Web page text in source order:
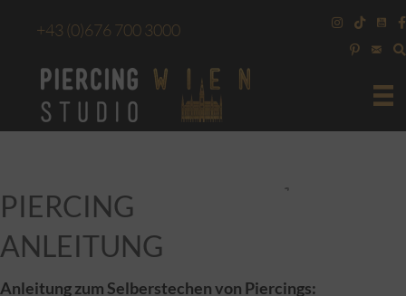
+43 (0)676 700 3000
PIERCING
ANLEITUNG
Anleitung zum Selberstechen von Piercings: